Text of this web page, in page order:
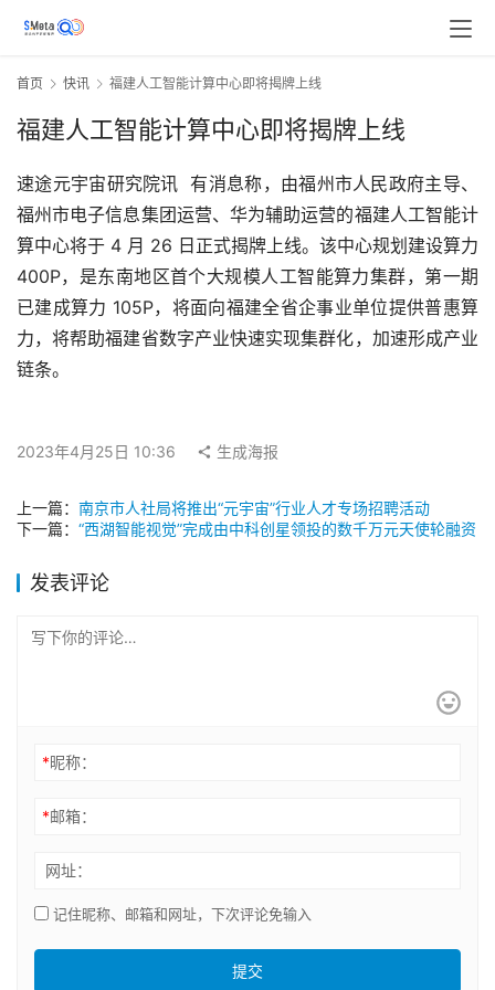
首页 快讯 福建人工智能计算中心即将揭牌上线
福建人工智能计算中心即将揭牌上线
速途元宇宙研究院讯  有消息称，由福州市人民政府主导、
福州市电子信息集团运营、华为辅助运营的福建人工智能计
算中心将于 4 月 26 日正式揭牌上线。该中心规划建设算力
400P，是东南地区首个大规模人工智能算力集群，第一期
已建成算力 105P，将面向福建全省企事业单位提供普惠算
力，将帮助福建省数字产业快速实现集群化，加速形成产业
链条。
2023年4月25日 10:36 生成海报
上一篇： 南京市人社局将推出“元宇宙”行业人才专场招聘活动
下一篇： “西湖智能视觉”完成由中科创星领投的数千万元天使轮融资
发表评论
*昵称：
*邮箱：
网址：
记住昵称、邮箱和网址，下次评论免输入
提交